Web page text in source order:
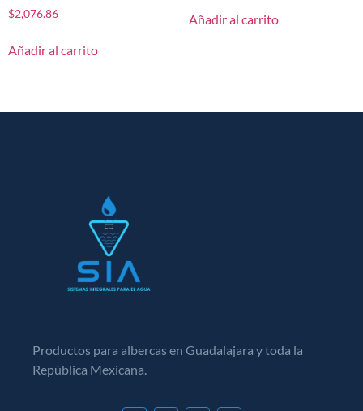
$2,076.86
Añadir al carrito
Añadir al carrito
Productos para albercas en Guadalajara y toda la
República Mexicana.